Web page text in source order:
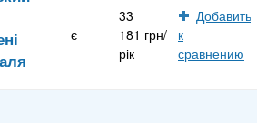
є
33
181 грн/
рік
Добавить
к
сравнению